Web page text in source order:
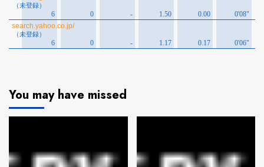
You may have missed